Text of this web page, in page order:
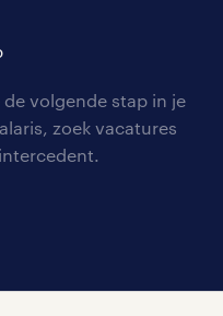
volgende stap in je
zoek vacatures